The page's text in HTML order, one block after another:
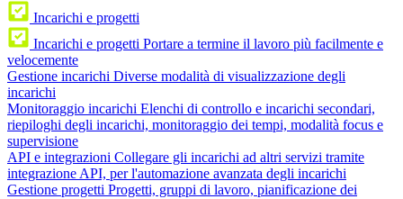
Incarichi e progetti
Incarichi e progetti Portare a termine il lavoro più facilmente e
velocemente
Gestione incarichi Diverse modalità di visualizzazione degli
incarichi
Monitoraggio incarichi Elenchi di controllo e incarichi secondari,
riepiloghi degli incarichi, monitoraggio dei tempi, modalità focus e
supervisione
API e integrazioni Collegare gli incarichi ad altri servizi tramite
integrazione API, per l'automazione avanzata degli incarichi
Gestione progetti Progetti, gruppi di lavoro, pianificazione dei